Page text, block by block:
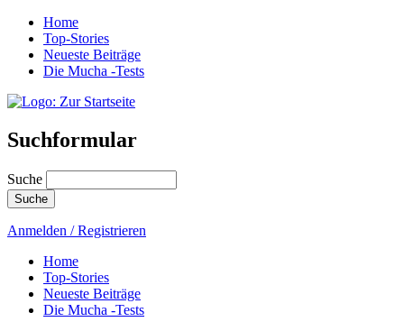
Home
Top-Stories
Neueste Beiträge
Die Mucha -Tests
Suchformular
Suche
Anmelden / Registrieren
Home
Top-Stories
Neueste Beiträge
Die Mucha -Tests